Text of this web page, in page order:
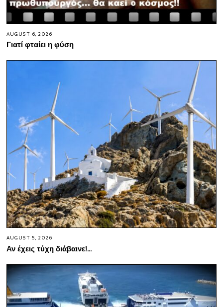
AUGUST 6, 2026
Γιατί φταίει η φύση
AUGUST 5, 2026
Αν έχεις τύχη διάβαινε!…